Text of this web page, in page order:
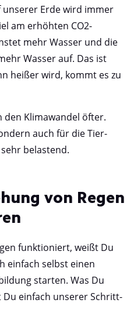
unserer Erde wird immer
am erhöhten CO2-
mehr Wasser und die
Wasser auf. Das ist
heißer wird, kommt es zu
Klimawandel öfter.
auch für die Tier-
belastend.
von Regen
funktioniert, weißt Du
einfach selbst einen
starten. Was Du
einfach unserer Schritt-